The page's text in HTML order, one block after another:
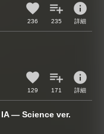
236 235
info
詳細
129 171
info
詳細
IA ― Science ver.